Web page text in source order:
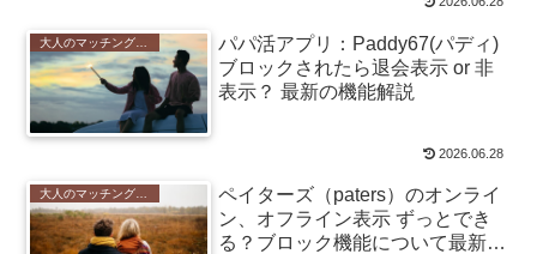
パパ活アプリ：Paddy67(パディ)
ブロックされたら退会表示 or 非
表示？ 最新の機能解説
2026.06.28
ペイターズ（paters）のオンライ
ン、オフライン表示 ずっとでき
る？ブロック機能について最新版